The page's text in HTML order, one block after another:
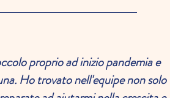
proprio ad inizio pandemia e
Ho trovato nell'equipe non solo